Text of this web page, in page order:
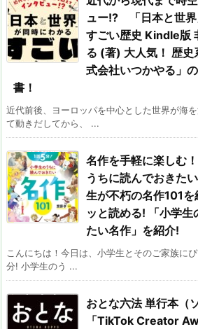
ュー!? 「日本と世界
すごい歴史 Kindle版
る (著) 大人気！ 歴
式会社いつかやる」
書！
近代前後、ヨーロッパを中心とした世界が海
て動きだしてから、 ...
名作を手軽に楽しむ
うちに読んでおきた
生が不朽の名作101
ッと読める! 「小学生
たい名作」を紹介!
こんにちは！今日は、小学生とそのご家族に
分! 小学生のう ...
おとな六法 単行本（
「TikTok Creator